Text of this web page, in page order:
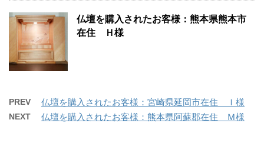
仏壇を購入されたお客様：熊本県熊本市
在住 Ｈ様
PREV 仏壇を購入されたお客様：宮崎県延岡市在住 Ｉ様
NEXT 仏壇を購入されたお客様：熊本県阿蘇郡在住 Ｍ様